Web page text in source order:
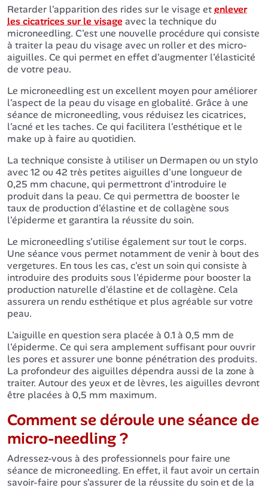
Retarder l'apparition des rides sur le visage etenlever
les cicatrices sur le visageavec la technique du
microneedling. C'est une nouvelle procédure qui consiste
à traiter la peau du visage avec un roller et des micro-
aiguilles. Ce qui permet en effet d'augmenter l'élasticité
de votre peau.
Le microneedling est un excellent moyen pour améliorer
l'aspect de la peau du visage en globalité. Grâce à une
séance de microneedling, vous réduisez les cicatrices,
l'acné et les taches. Ce qui facilitera l'esthétique et le
make up à faire au quotidien.
La technique consiste à utiliser un Dermapen ou un stylo
avec 12 ou 42 très petites aiguilles d'une longueur de
0,25 mm chacune, qui permettront d'introduire le
produit dans la peau. Ce qui permettra de booster le
taux de production d'élastine et de collagène sous
l'épiderme et garantira la réussite du soin.
Le microneedling s'utilise également sur tout le corps.
Une séance vous permet notamment de venir à bout des
vergetures. En tous les cas, c'est un soin qui consiste à
introduire des produits sous l'épiderme pour booster la
production naturelle d'élastine et de collagène. Cela
assurera un rendu esthétique et plus agréable sur votre
peau.
L'aiguille en question sera placée à 0.1 à 0,5 mm de
l'épiderme. Ce qui sera amplement suffisant pour ouvrir
les pores et assurer une bonne pénétration des produits.
La profondeur des aiguilles dépendra aussi de la zone à
traiter. Autour des yeux et de lèvres, les aiguilles devront
être placées à 0,5 mm maximum.
Comment se déroule une séance de
micro-needling ?
Adressez-vous à des professionnels pour faire une
séance de microneedling. En effet, il faut avoir un certain
savoir-faire pour s'assurer de la réussite du soin et de la